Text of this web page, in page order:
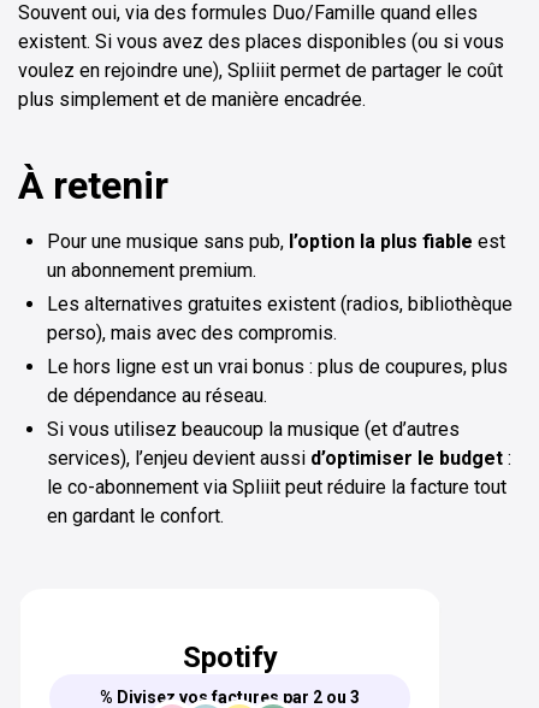
Souvent oui, via des formules Duo/Famille quand elles
existent. Si vous avez des places disponibles (ou si vous
voulez en rejoindre une), Spliiit permet de partager le coût
plus simplement et de manière encadrée.
À retenir
Pour une musique sans pub, l’option la plus fiable est
un abonnement premium.
Les alternatives gratuites existent (radios, bibliothèque
perso), mais avec des compromis.
Le hors ligne est un vrai bonus : plus de coupures, plus
de dépendance au réseau.
Si vous utilisez beaucoup la musique (et d’autres
services), l’enjeu devient aussi d’optimiser le budget :
le co-abonnement via Spliiit peut réduire la facture tout
en gardant le confort.
Spotify
% Divisez vos factures par 2 ou 3